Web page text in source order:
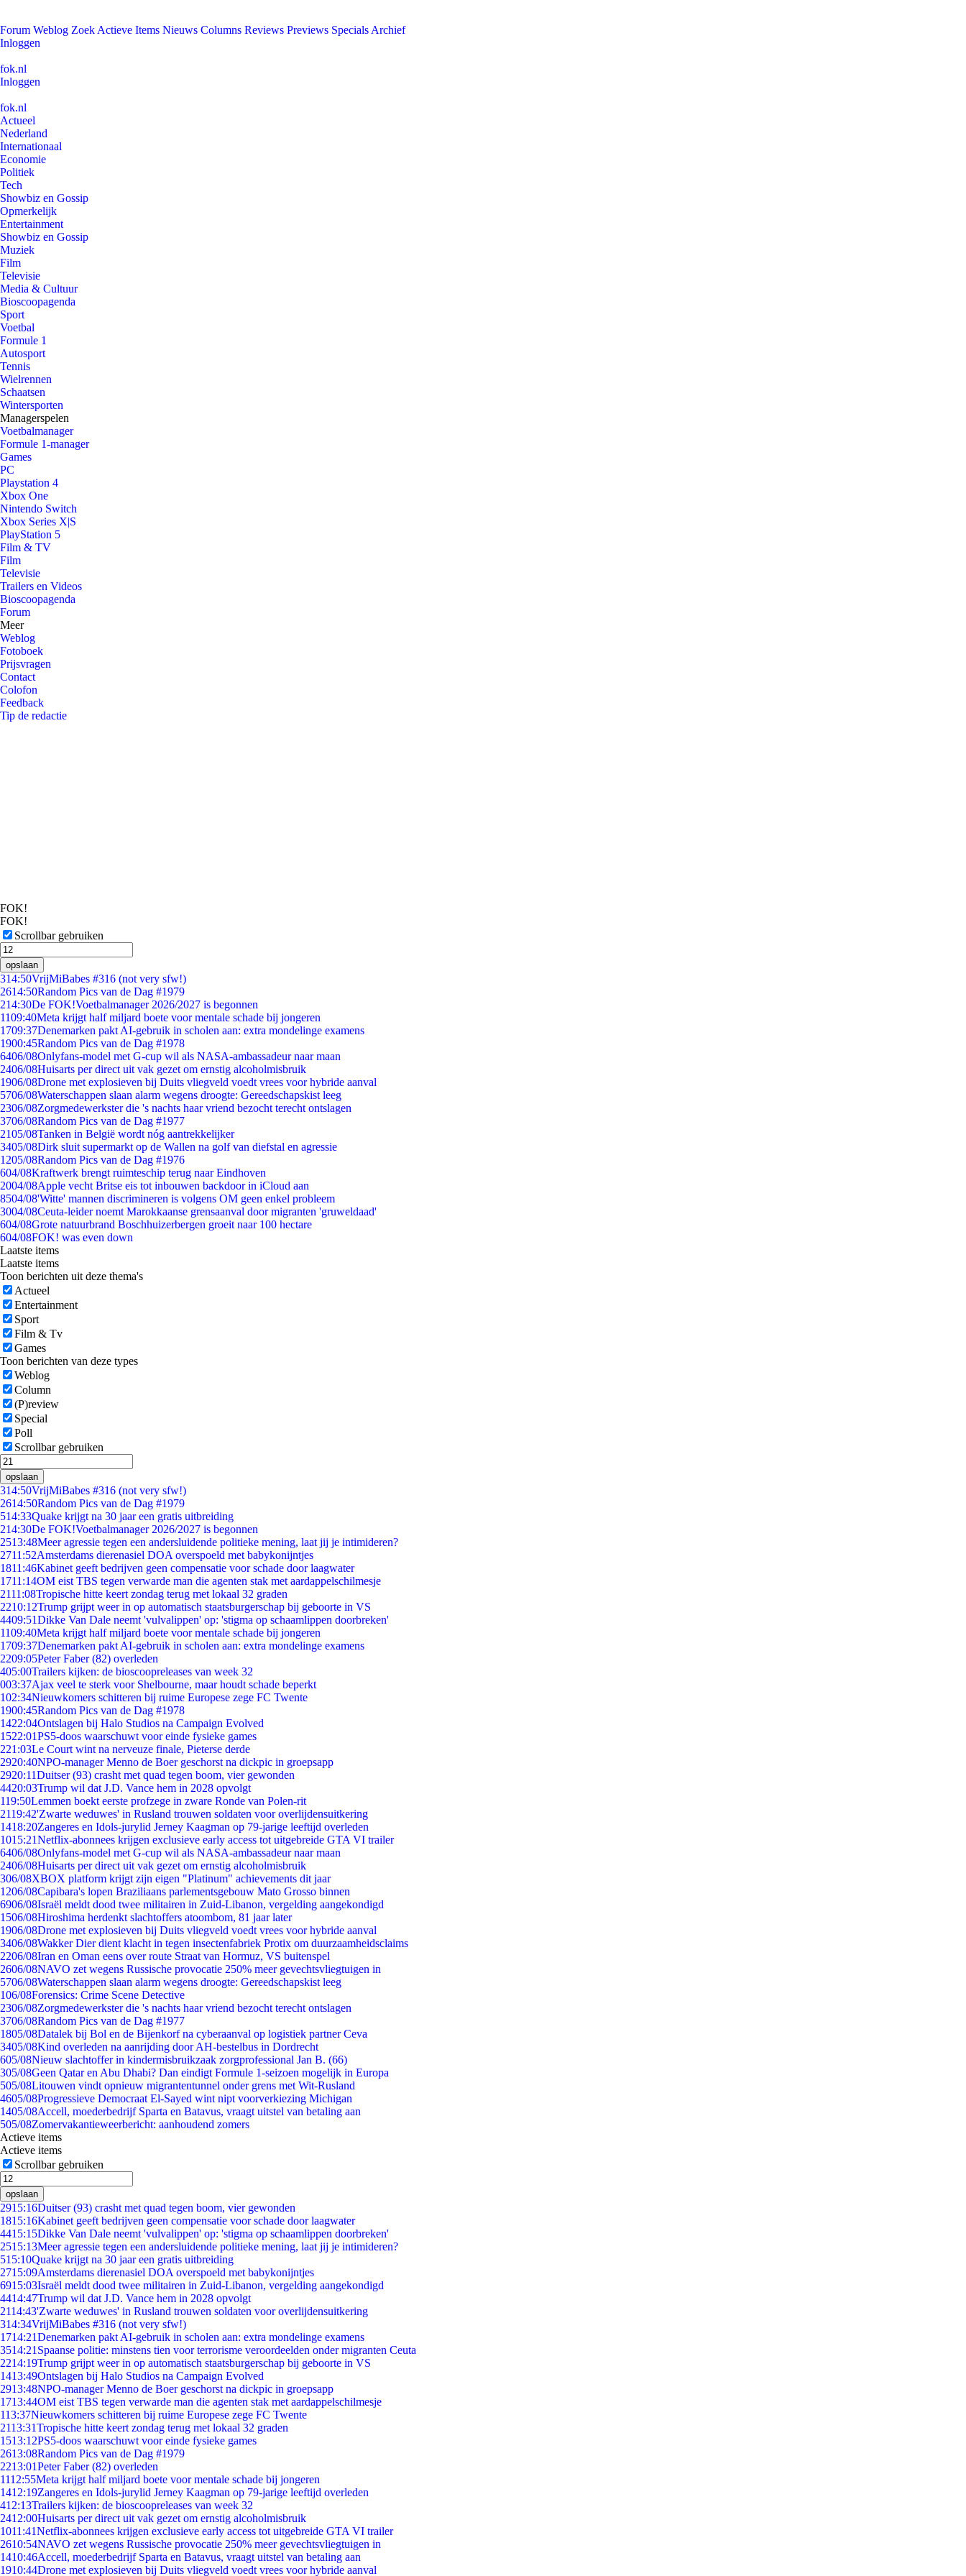
Forum Weblog Zoek Actieve Items Nieuws Columns Reviews Previews Specials Archief
Inloggen
fok.nl
Inloggen
fok.nl
Actueel
Nederland
Internationaal
Economie
Politiek
Tech
Showbiz en Gossip
Opmerkelijk
Entertainment
Showbiz en Gossip
Muziek
Film
Televisie
Media & Cultuur
Bioscoopagenda
Sport
Voetbal
Formule 1
Autosport
Tennis
Wielrennen
Schaatsen
Wintersporten
Managerspelen
Voetbalmanager
Formule 1-manager
Games
PC
Playstation 4
Xbox One
Nintendo Switch
Xbox Series X|S
PlayStation 5
Film & TV
Film
Televisie
Trailers en Videos
Bioscoopagenda
Forum
Meer
Weblog
Fotoboek
Prijsvragen
Contact
Colofon
Feedback
Tip de redactie
FOK!
FOK!
Scrollbar gebruiken
opslaan
314:50VrijMiBabes #316 (not very sfw!)
2614:50Random Pics van de Dag #1979
214:30De FOK!Voetbalmanager 2026/2027 is begonnen
1109:40Meta krijgt half miljard boete voor mentale schade bij jongeren
1709:37Denemarken pakt AI-gebruik in scholen aan: extra mondelinge examens
1900:45Random Pics van de Dag #1978
6406/08Onlyfans-model met G-cup wil als NASA-ambassadeur naar maan
2406/08Huisarts per direct uit vak gezet om ernstig alcoholmisbruik
1906/08Drone met explosieven bij Duits vliegveld voedt vrees voor hybride aanval
5706/08Waterschappen slaan alarm wegens droogte: Gereedschapskist leeg
2306/08Zorgmedewerkster die 's nachts haar vriend bezocht terecht ontslagen
3706/08Random Pics van de Dag #1977
2105/08Tanken in België wordt nóg aantrekkelijker
3405/08Dirk sluit supermarkt op de Wallen na golf van diefstal en agressie
1205/08Random Pics van de Dag #1976
604/08Kraftwerk brengt ruimteschip terug naar Eindhoven
2004/08Apple vecht Britse eis tot inbouwen backdoor in iCloud aan
8504/08'Witte' mannen discrimineren is volgens OM geen enkel probleem
3004/08Ceuta-leider noemt Marokkaanse grensaanval door migranten 'gruweldaad'
604/08Grote natuurbrand Boschhuizerbergen groeit naar 100 hectare
604/08FOK! was even down
Laatste items
Laatste items
Toon berichten uit deze thema's
Actueel
Entertainment
Sport
Film & Tv
Games
Toon berichten van deze types
Weblog
Column
(P)review
Special
Poll
Scrollbar gebruiken
opslaan
314:50VrijMiBabes #316 (not very sfw!)
2614:50Random Pics van de Dag #1979
514:33Quake krijgt na 30 jaar een gratis uitbreiding
214:30De FOK!Voetbalmanager 2026/2027 is begonnen
2513:48Meer agressie tegen een andersluidende politieke mening, laat jij je intimideren?
2711:52Amsterdams dierenasiel DOA overspoeld met babykonijntjes
1811:46Kabinet geeft bedrijven geen compensatie voor schade door laagwater
1711:14OM eist TBS tegen verwarde man die agenten stak met aardappelschilmesje
2111:08Tropische hitte keert zondag terug met lokaal 32 graden
2210:12Trump grijpt weer in op automatisch staatsburgerschap bij geboorte in VS
4409:51Dikke Van Dale neemt 'vulvalippen' op: 'stigma op schaamlippen doorbreken'
1109:40Meta krijgt half miljard boete voor mentale schade bij jongeren
1709:37Denemarken pakt AI-gebruik in scholen aan: extra mondelinge examens
2209:05Peter Faber (82) overleden
405:00Trailers kijken: de bioscoopreleases van week 32
003:37Ajax veel te sterk voor Shelbourne, maar houdt schade beperkt
102:34Nieuwkomers schitteren bij ruime Europese zege FC Twente
1900:45Random Pics van de Dag #1978
1422:04Ontslagen bij Halo Studios na Campaign Evolved
1522:01PS5-doos waarschuwt voor einde fysieke games
221:03Le Court wint na nerveuze finale, Pieterse derde
2920:40NPO-manager Menno de Boer geschorst na dickpic in groepsapp
2920:11Duitser (93) crasht met quad tegen boom, vier gewonden
4420:03Trump wil dat J.D. Vance hem in 2028 opvolgt
119:50Lemmen boekt eerste profzege in zware Ronde van Polen-rit
2119:42'Zwarte weduwes' in Rusland trouwen soldaten voor overlijdensuitkering
1418:20Zangeres en Idols-jurylid Jerney Kaagman op 79-jarige leeftijd overleden
1015:21Netflix-abonnees krijgen exclusieve early access tot uitgebreide GTA VI trailer
6406/08Onlyfans-model met G-cup wil als NASA-ambassadeur naar maan
2406/08Huisarts per direct uit vak gezet om ernstig alcoholmisbruik
306/08XBOX platform krijgt zijn eigen "Platinum" achievements dit jaar
1206/08Capibara's lopen Braziliaans parlementsgebouw Mato Grosso binnen
6906/08Israël meldt dood twee militairen in Zuid-Libanon, vergelding aangekondigd
1506/08Hiroshima herdenkt slachtoffers atoombom, 81 jaar later
1906/08Drone met explosieven bij Duits vliegveld voedt vrees voor hybride aanval
3406/08Wakker Dier dient klacht in tegen insectenfabriek Protix om duurzaamheidsclaims
2206/08Iran en Oman eens over route Straat van Hormuz, VS buitenspel
2606/08NAVO zet wegens Russische provocatie 250% meer gevechtsvliegtuigen in
5706/08Waterschappen slaan alarm wegens droogte: Gereedschapskist leeg
106/08Forensics: Crime Scene Detective
2306/08Zorgmedewerkster die 's nachts haar vriend bezocht terecht ontslagen
3706/08Random Pics van de Dag #1977
1805/08Datalek bij Bol en de Bijenkorf na cyberaanval op logistiek partner Ceva
3405/08Kind overleden na aanrijding door AH-bestelbus in Dordrecht
605/08Nieuw slachtoffer in kindermisbruikzaak zorgprofessional Jan B. (66)
305/08Geen Qatar en Abu Dhabi? Dan eindigt Formule 1-seizoen mogelijk in Europa
505/08Litouwen vindt opnieuw migrantentunnel onder grens met Wit-Rusland
4605/08Progressieve Democraat El-Sayed wint nipt voorverkiezing Michigan
1405/08Accell, moederbedrijf Sparta en Batavus, vraagt uitstel van betaling aan
505/08Zomervakantieweerbericht: aanhoudend zomers
Actieve items
Actieve items
Scrollbar gebruiken
opslaan
2915:16Duitser (93) crasht met quad tegen boom, vier gewonden
1815:16Kabinet geeft bedrijven geen compensatie voor schade door laagwater
4415:15Dikke Van Dale neemt 'vulvalippen' op: 'stigma op schaamlippen doorbreken'
2515:13Meer agressie tegen een andersluidende politieke mening, laat jij je intimideren?
515:10Quake krijgt na 30 jaar een gratis uitbreiding
2715:09Amsterdams dierenasiel DOA overspoeld met babykonijntjes
6915:03Israël meldt dood twee militairen in Zuid-Libanon, vergelding aangekondigd
4414:47Trump wil dat J.D. Vance hem in 2028 opvolgt
2114:43'Zwarte weduwes' in Rusland trouwen soldaten voor overlijdensuitkering
314:34VrijMiBabes #316 (not very sfw!)
1714:21Denemarken pakt AI-gebruik in scholen aan: extra mondelinge examens
3514:21 Spaanse politie: minstens tien voor terrorisme veroordeelden onder migranten Ceuta
2214:19Trump grijpt weer in op automatisch staatsburgerschap bij geboorte in VS
1413:49Ontslagen bij Halo Studios na Campaign Evolved
2913:48NPO-manager Menno de Boer geschorst na dickpic in groepsapp
1713:44OM eist TBS tegen verwarde man die agenten stak met aardappelschilmesje
113:37Nieuwkomers schitteren bij ruime Europese zege FC Twente
2113:31Tropische hitte keert zondag terug met lokaal 32 graden
1513:12PS5-doos waarschuwt voor einde fysieke games
2613:08Random Pics van de Dag #1979
2213:01Peter Faber (82) overleden
1112:55Meta krijgt half miljard boete voor mentale schade bij jongeren
1412:19Zangeres en Idols-jurylid Jerney Kaagman op 79-jarige leeftijd overleden
412:13Trailers kijken: de bioscoopreleases van week 32
2412:00Huisarts per direct uit vak gezet om ernstig alcoholmisbruik
1011:41Netflix-abonnees krijgen exclusieve early access tot uitgebreide GTA VI trailer
2610:54NAVO zet wegens Russische provocatie 250% meer gevechtsvliegtuigen in
1410:46Accell, moederbedrijf Sparta en Batavus, vraagt uitstel van betaling aan
1910:44Drone met explosieven bij Duits vliegveld voedt vrees voor hybride aanval